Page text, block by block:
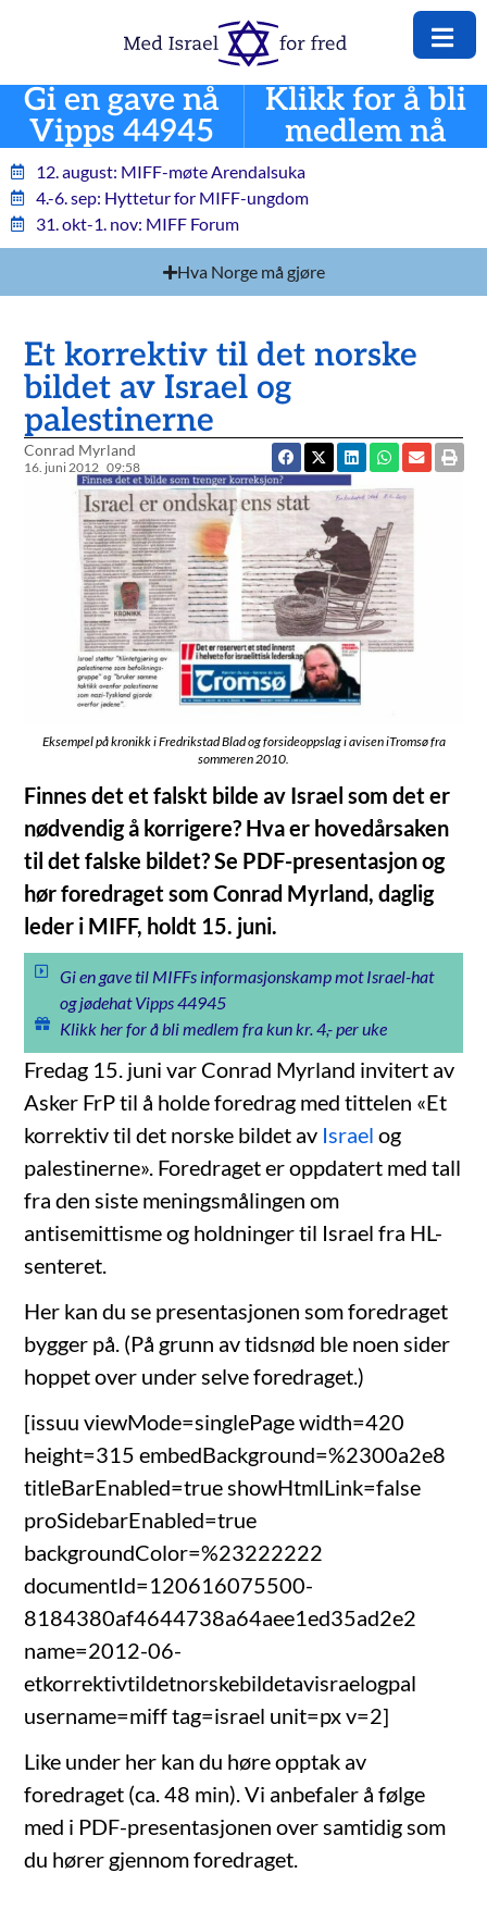
Gi en gave nå
Vipps 44945
Klikk for å bli
medlem nå
12. august: MIFF-møte Arendalsuka
4.-6. sep: Hyttetur for MIFF-ungdom
31. okt-1. nov: MIFF Forum
Hva Norge må gjøre
Et korrektiv til det norske
bildet av Israel og
palestinerne
Conrad Myrland
16. juni 2012 09:58
Eksempel på kronikk i Fredrikstad Blad og forsideoppslag i avisen iTromsø fra
sommeren 2010.
Finnes det et falskt bilde av Israel som det er
nødvendig å korrigere? Hva er hovedårsaken
til det falske bildet? Se PDF-presentasjon og
hør foredraget som Conrad Myrland, daglig
leder i MIFF, holdt 15. juni.
Gi en gave til MIFFs informasjonskamp mot Israel-hat
og jødehat Vipps 44945
Klikk her for å bli medlem fra kun kr. 4,- per uke
Fredag 15. juni var Conrad Myrland invitert av
Asker FrP til å holde foredrag med tittelen «Et
korrektiv til det norske bildet av Israel og
palestinerne». Foredraget er oppdatert med tall
fra den siste meningsmålingen om
antisemittisme og holdninger til Israel fra HL-
senteret.
Her kan du se presentasjonen som foredraget
bygger på. (På grunn av tidsnød ble noen sider
hoppet over under selve foredraget.)
[issuu viewMode=singlePage width=420
height=315 embedBackground=%2300a2e8
titleBarEnabled=true showHtmlLink=false
proSidebarEnabled=true
backgroundColor=%23222222
documentId=120616075500-
8184380af4644738a64aee1ed35ad2e2
name=2012-06-
etkorrektivtildetnorskebildetavisraelogpal
username=miff tag=israel unit=px v=2]
Like under her kan du høre opptak av
foredraget (ca. 48 min). Vi anbefaler å følge
med i PDF-presentasjonen over samtidig som
du hører gjennom foredraget.